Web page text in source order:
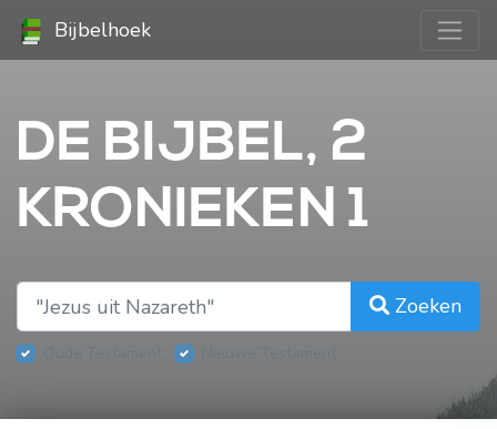
Bijbelhoek
DE BIJBEL, 2
KRONIEKEN 1
Zoeken